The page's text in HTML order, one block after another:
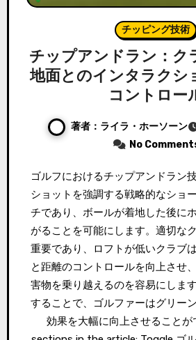
チッピング技術
チップアンドラン：ク
地面とのインタラクシ
コントロー
著者：ライラ・ホーソーン
No
ゴルフにおけるチップアンドラン技術は、低い弾道の
ショットを強調する戦略的なショ
チであり、ボールが着地した後に
がることを可能にします。適切な
重要であり、ロフトが低いクラブ
と距離のコントロールを向上させ
害物を乗り越えるのを容易にしま
することで、ゴルファーはグリー
効果を大幅に向上させることが